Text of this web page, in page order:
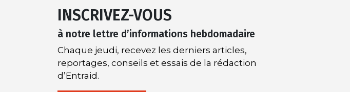
INSCRIVEZ-VOUS
à notre lettre d’informations hebdomadaire
Chaque jeudi, recevez les derniers articles,
reportages, conseils et essais de la rédaction
d’Entraid.